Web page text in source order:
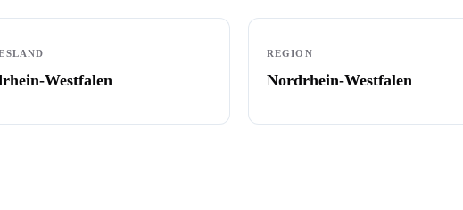
Westfalen
REGION
Nordrhein-Westfalen